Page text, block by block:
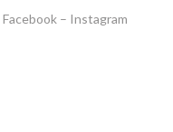
Facebook – Instagram